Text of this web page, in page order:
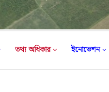
তথ্য অধিকার ইনোভেশন